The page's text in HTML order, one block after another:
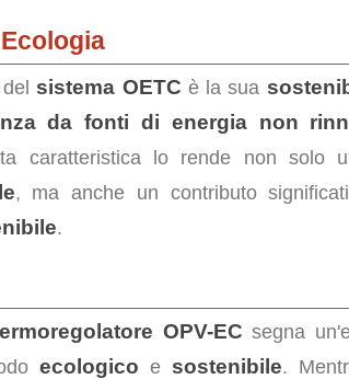
sistema OETC è la sua
da fonti di energia non
caratteristica lo rende non solo
, ma anche un contributo
.
OPV-EC segna
ecologico e sostenibile.